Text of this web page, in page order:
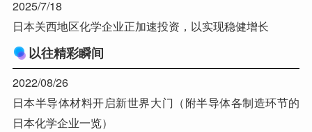
2025/7/18
日本关西地区化学企业正加速投资，以实现稳健增长
以往精彩瞬间
2022/08/26
日本半导体材料开启新世界大门（附半导体各制造环节的
日本化学企业一览）